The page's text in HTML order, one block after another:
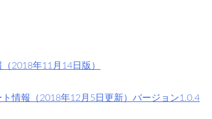
2018年11月14日版）
情報（2018年12月5日更新）バージョン1.0.4